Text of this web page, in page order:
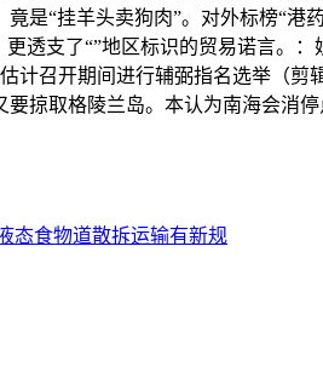
是“挂羊头卖狗肉”。对外标榜“
透支了“”地区标识的贸易诺言。
召开期间进行辅弼指名选举（
掠取格陵兰岛。本认为南海会消停
态食物道散拆运输有新规